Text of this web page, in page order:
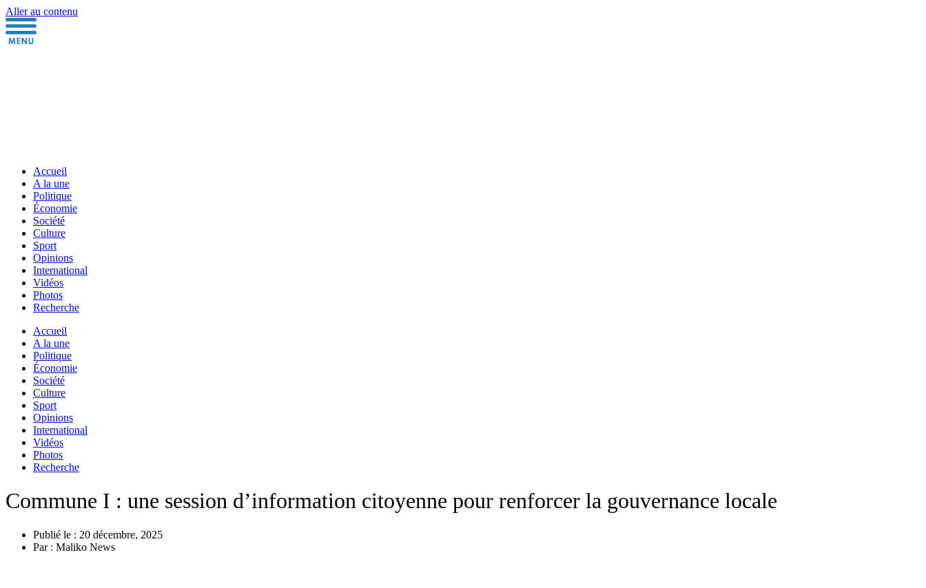
Aller au contenu
Accueil
A la une
Politique
Économie
Société
Culture
Sport
Opinions
International
Vidéos
Photos
Recherche
Accueil
A la une
Politique
Économie
Société
Culture
Sport
Opinions
International
Vidéos
Photos
Recherche
Commune I : une session d’information citoyenne pour renforcer la gouvernance locale
Publié le : 20 décembre, 2025
Par : Maliko News